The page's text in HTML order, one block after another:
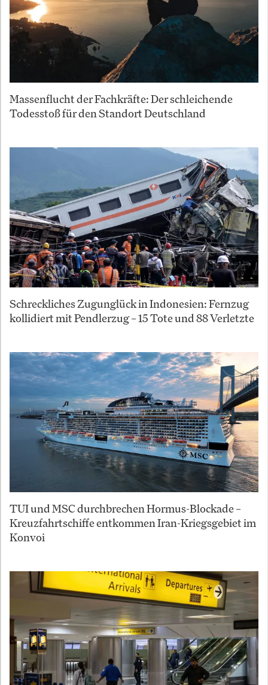
Massenflucht der Fachkräfte: Der schleichende
Todesstoß für den Standort Deutschland
Schreckliches Zugunglück in Indonesien: Fernzug
kollidiert mit Pendlerzug – 15 Tote und 88 Verletzte
TUI und MSC durchbrechen Hormus-Blockade –
Kreuzfahrtschiffe entkommen Iran-Kriegsgebiet im
Konvoi